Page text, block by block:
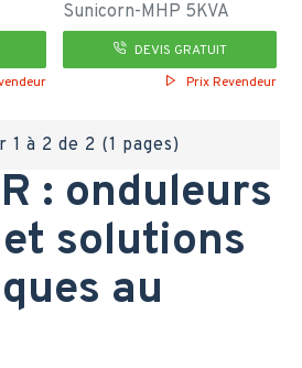
Sunicorn-MHP 5KVA
DEVIS GRATUIT
Prix Revendeur
à 2 de 2 (1 pages)
: onduleurs
solutions
au